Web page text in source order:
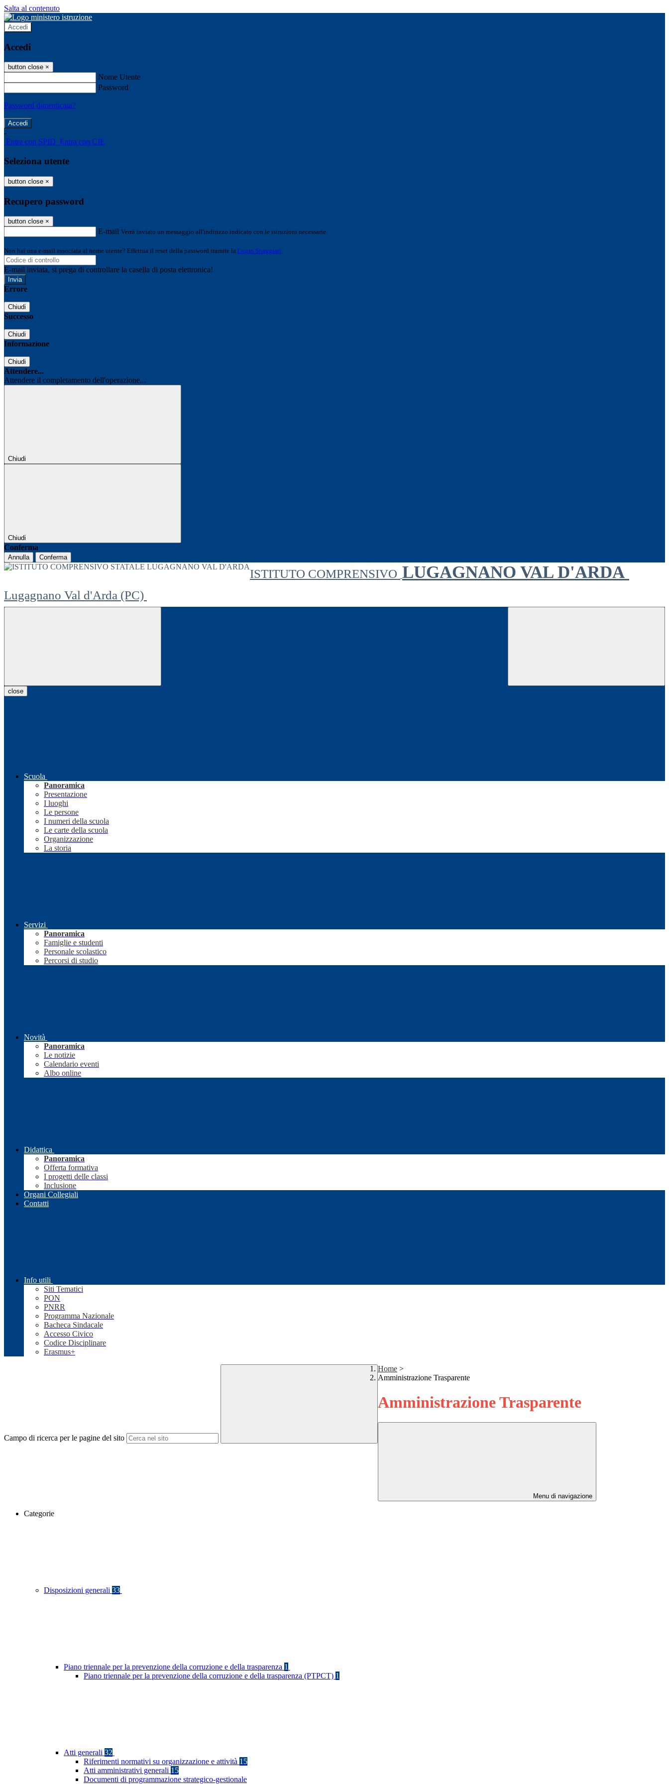
Salta al contenuto
Accedi
Accedi
button close ×
Nome Utente
Password
Password dimenticata?
-
Entra con SPID Entra con CIE
Seleziona utente
button close ×
Recupero password
button close ×
E-mail Verrà inviato un messaggio all'indirizzo indicato con le istruzioni necessarie.
Non hai una e-mail associata al nome utente? Effettua il reset della password tramite la Login Spaggiari
E-mail inviata, si prega di controllare la casella di posta elettronica!
Errore
Chiudi
Successo
Chiudi
Informazione
Chiudi
Attendere...
Attendere il completamento dell'operazione...
Chiudi
Chiudi
Conferma
Annulla Conferma
ISTITUTO COMPRENSIVO LUGAGNANO VAL D'ARDA
Lugagnano Val d'Arda (PC)
close
Scuola
Panoramica
Presentazione
I luoghi
Le persone
I numeri della scuola
Le carte della scuola
Organizzazione
La storia
Servizi
Panoramica
Famiglie e studenti
Personale scolastico
Percorsi di studio
Novità
Panoramica
Le notizie
Calendario eventi
Albo online
Didattica
Panoramica
Offerta formativa
I progetti delle classi
Inclusione
Organi Collegiali
Contatti
Info utili
Siti Tematici
PON
PNRR
Programma Nazionale
Bacheca Sindacale
Accesso Civico
Codice Disciplinare
Erasmus+
Campo di ricerca per le pagine del sito
Home >
Amministrazione Trasparente
Amministrazione Trasparente
Menu di navigazione
Categorie
Disposizioni generali 33
Piano triennale per la prevenzione della corruzione e della trasparenza 1
Piano triennale per la prevenzione della corruzione e della trasparenza (PTPCT) 1
Atti generali 32
Riferimenti normativi su organizzazione e attività 15
Atti amministrativi generali 15
Documenti di programmazione strategico-gestionale